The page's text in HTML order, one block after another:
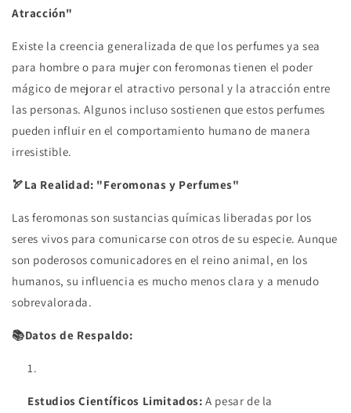
Atracción"
Existe la creencia generalizada de que los perfumes ya sea
para hombre o para mujer con feromonas tienen el poder
mágico de mejorar el atractivo personal y la atracción entre
las personas. Algunos incluso sostienen que estos perfumes
pueden influir en el comportamiento humano de manera
irresistible.
🏹La Realidad: "Feromonas y Perfumes"
Las feromonas son sustancias químicas liberadas por los
seres vivos para comunicarse con otros de su especie. Aunque
son poderosos comunicadores en el reino animal, en los
humanos, su influencia es mucho menos clara y a menudo
sobrevalorada.
📚Datos de Respaldo:
Estudios Científicos Limitados: A pesar de la